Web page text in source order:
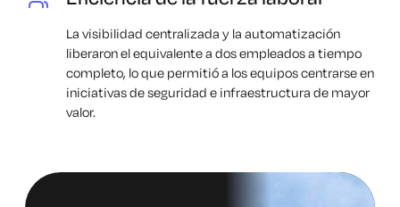
La visibilidad centralizada y la automatización
liberaron el equivalente a dos empleados a tiempo
completo, lo que permitió a los equipos centrarse en
iniciativas de seguridad e infraestructura de mayor
valor.